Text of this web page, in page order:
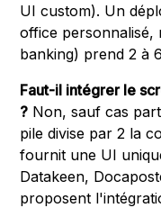
UI custom). Un
office personnalisé,
banking) prend 2 à
Faut-il intégrer le
? Non, sauf cas
pile divise par 2 la
fournit une UI
Datakeen,
proposent